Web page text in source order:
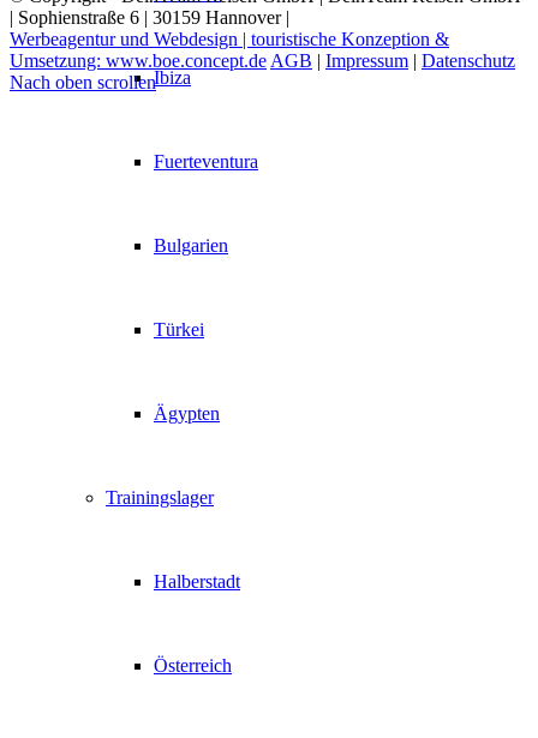
Ibiza
Fuerteventura
Bulgarien
Türkei
Ägypten
Trainingslager
Halberstadt
Österreich
| Sophienstraße 6 | 30159 Hannover |
Werbeagentur und Webdesign | touristische Konzeption &
Umsetzung: www.boe.concept.de AGB | Impressum | Datenschutz
Nach oben scrollen